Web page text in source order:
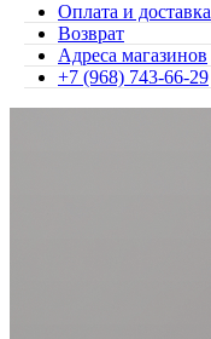
Оплата и доставка
Возврат
Адреса магазинов
+7 (968) 743-66-29